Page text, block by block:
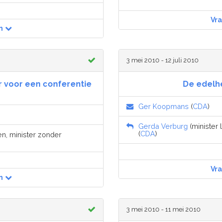
voor een conferentie
minister zonder
3 mei 2010 - 12 juli 2010
De
Ger Koopmans (CDA)
Gerda Verburg (minister
(CDA)
3 mei 2010 - 11 mei 2010